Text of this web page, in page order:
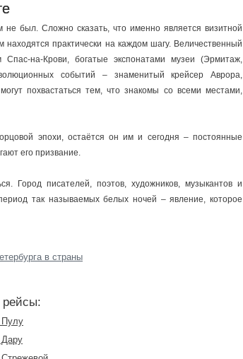
был. Сложно сказать, что именно является визитной
находятся практически на каждом шагу. Величественный
на-Крови, богатые экспонатами музеи (Эрмитаж,
событий – знаменитый крейсер Аврора,
похвастаться тем, что знакомы со всеми местами,
эпохи, остаётся он им и сегодня – постоянные
его призвание.
Город писателей, поэтов, художников, музыкантов и
так называемых белых ночей – явление, которое
в страны
рейсы:
Пулу